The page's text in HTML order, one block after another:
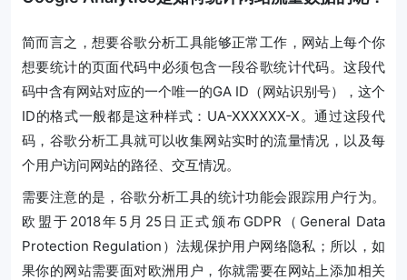
简而言之，想要谷歌分析工具能够正常工作，网站上每个你
想要统计的页面代码中必须包含一段谷歌统计代码。这段代
码中含有网站对应的一个唯一的GA ID（网站识别号），这个
ID的格式一般都是这种样式：UA-XXXXXX-X。通过这段代
码，谷歌分析工具就可以收集网站实时的流量情况，以及每
个用户访问网站的路径、交互情况。
需要注意的是，谷歌分析工具的统计功能会跟踪用户行为。
欧盟于2018年5月25日正式颁布GDPR（General Data
Protection Regulation）法规保护用户网络隐私；所以，如
果你的网站需要面对欧洲用户，你就需要在网站上添加相关